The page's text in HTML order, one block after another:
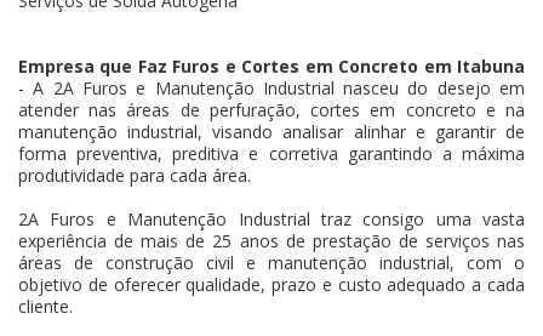
Empresa que Faz Furos e Cortes em Concreto em Itabuna
- A 2A Furos e Manutenção Industrial nasceu do desejo em
atender nas áreas de perfuração, cortes em concreto e na
manutenção industrial, visando analisar alinhar e garantir de
forma preventiva, preditiva e corretiva garantindo a máxima
produtividade para cada área.
2A Furos e Manutenção Industrial traz consigo uma vasta
experiência de mais de 25 anos de prestação de serviços nas
áreas de construção civil e manutenção industrial, com o
objetivo de oferecer qualidade, prazo e custo adequado a cada
cliente.